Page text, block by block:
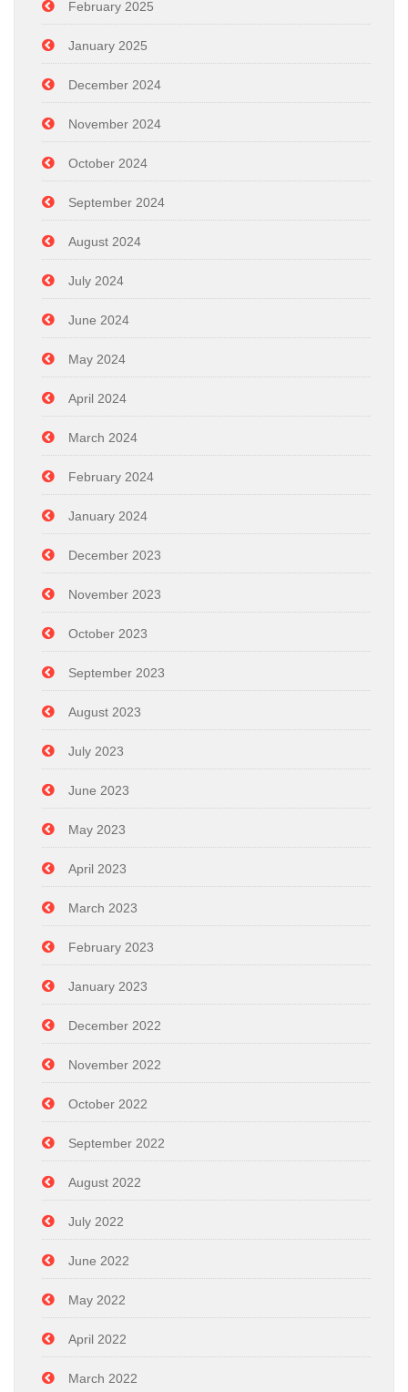
February 2025
January 2025
December 2024
November 2024
October 2024
September 2024
August 2024
July 2024
June 2024
May 2024
April 2024
March 2024
February 2024
January 2024
December 2023
November 2023
October 2023
September 2023
August 2023
July 2023
June 2023
May 2023
April 2023
March 2023
February 2023
January 2023
December 2022
November 2022
October 2022
September 2022
August 2022
July 2022
June 2022
May 2022
April 2022
March 2022